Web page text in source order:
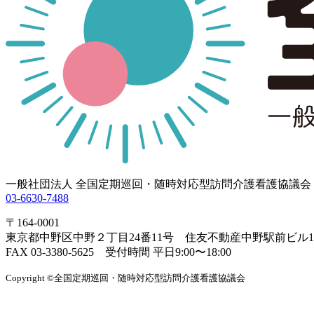
一般社団法人 全国定期巡回・随時対応型訪問介護看護協議会
03-6630-7488
〒164-0001
東京都中野区中野２丁目24番11号 住友不動産中野駅前ビル
FAX 03-3380-5625 受付時間 平日9:00〜18:00
Copyright ©全国定期巡回・随時対応型訪問介護看護協議会